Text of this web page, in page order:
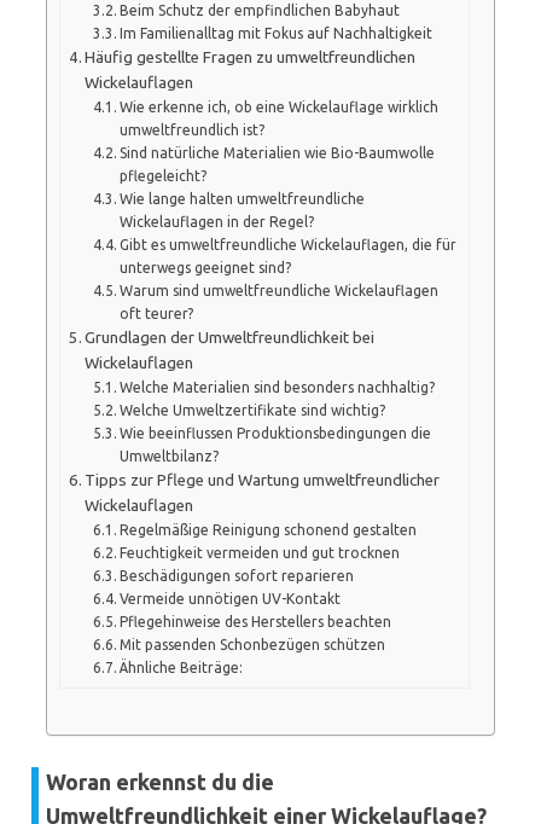
Beim Schutz der empfindlichen Babyhaut
Im Familienalltag mit Fokus auf Nachhaltigkeit
Häufig gestellte Fragen zu umweltfreundlichen
Wickelauflagen
Wie erkenne ich, ob eine Wickelauflage wirklich
umweltfreundlich ist?
Sind natürliche Materialien wie Bio-Baumwolle
pflegeleicht?
Wie lange halten umweltfreundliche
Wickelauflagen in der Regel?
Gibt es umweltfreundliche Wickelauflagen, die für
unterwegs geeignet sind?
Warum sind umweltfreundliche Wickelauflagen
oft teurer?
Grundlagen der Umweltfreundlichkeit bei
Wickelauflagen
Welche Materialien sind besonders nachhaltig?
Welche Umweltzertifikate sind wichtig?
Wie beeinflussen Produktionsbedingungen die
Umweltbilanz?
Tipps zur Pflege und Wartung umweltfreundlicher
Wickelauflagen
Regelmäßige Reinigung schonend gestalten
Feuchtigkeit vermeiden und gut trocknen
Beschädigungen sofort reparieren
Vermeide unnötigen UV-Kontakt
Pflegehinweise des Herstellers beachten
Mit passenden Schonbezügen schützen
Ähnliche Beiträge:
Woran erkennst du die
Umweltfreundlichkeit einer Wickelauflage?